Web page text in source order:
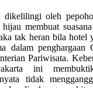
oleh
hijau membuat
tak heran bila hotel
dalam penghargaan
Pariwisata.
ini
tidak